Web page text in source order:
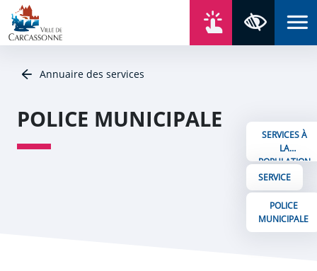
Aller au contenu
Aller au menu
Aller au plan du site
Aller à la recherche
Annuaire des services
POLICE MUNICIPALE
SERVICES À
LA
POPULATION
SERVICE
POLICE
MUNICIPALE
Panneau de gestion des cookies